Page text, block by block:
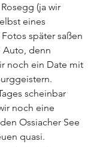
(ja wir
eines
später saßen
Auto, denn
noch ein Date mit
scheinbar
noch eine
Ossiacher See
quasi.